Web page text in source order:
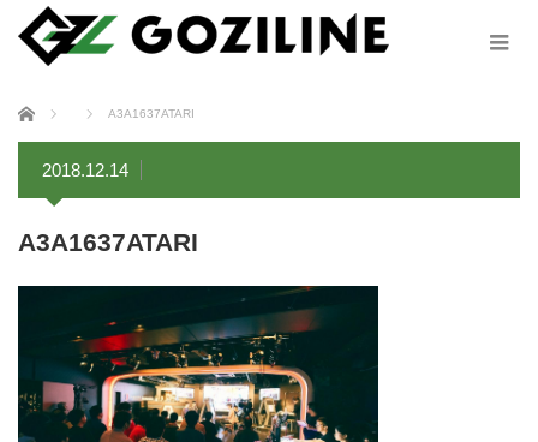
ホーム A3A1637ATARI
2018.12.14
A3A1637ATARI